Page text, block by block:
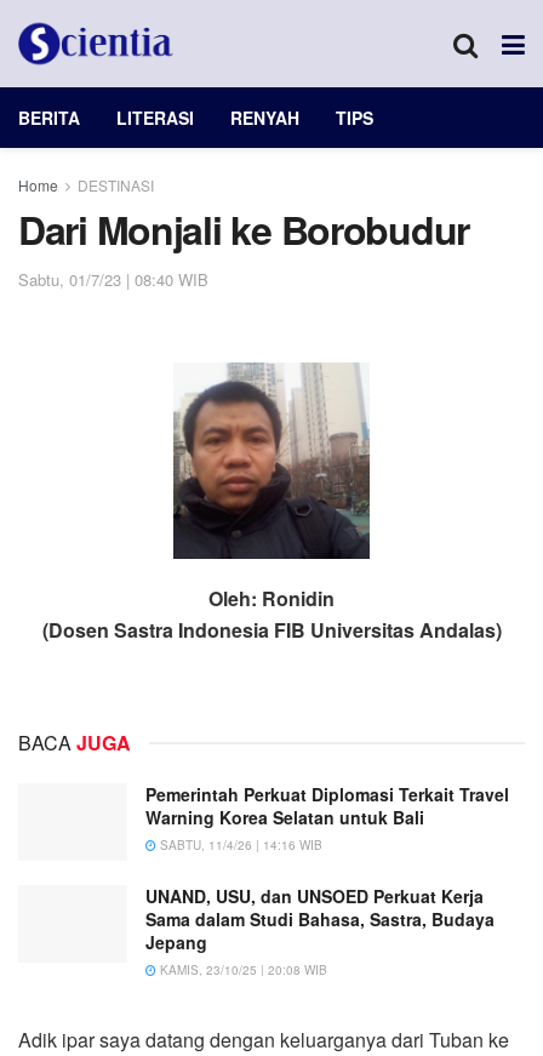
BERITA LITERASI RENYAH TIPS
Home DESTINASI
Dari Monjali ke Borobudur
Sabtu, 01/7/23 | 08:40 WIB
Oleh: Ronidin
(Dosen Sastra Indonesia FIB Universitas Andalas)
BACAJUGA
Pemerintah Perkuat Diplomasi Terkait Travel
Warning Korea Selatan untuk Bali
SABTU, 11/4/26 | 14:16 WIB
UNAND, USU, dan UNSOED Perkuat Kerja
Sama dalam Studi Bahasa, Sastra, Budaya
Jepang
KAMIS, 23/10/25 | 20:08 WIB
Adik ipar saya datang dengan keluarganya dari Tuban ke